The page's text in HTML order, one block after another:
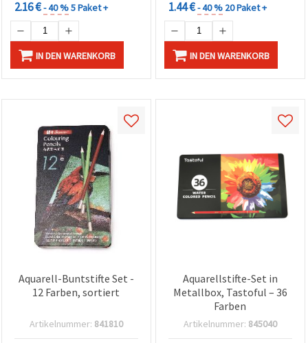
2.16 €- 40 %5 Paket +
IN DEN WARENKORB
1.44 €- 40 % 20 Paket +
IN DEN WARENKORB
Aquarell-Buntstifte Set -
12 Farben, sortiert
Artikelnummer: 841810
Aquarellstifte-Set in
Metallbox, Tastoful – 36
Farben
Artikelnummer: 845040